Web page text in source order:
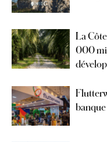
La
000